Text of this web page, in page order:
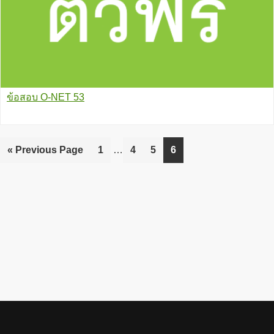
ข้อสอบ O-NET 53
« Go
Previous Page
Go
1
Interim
…
Go
4
Go
5
Go
to
6